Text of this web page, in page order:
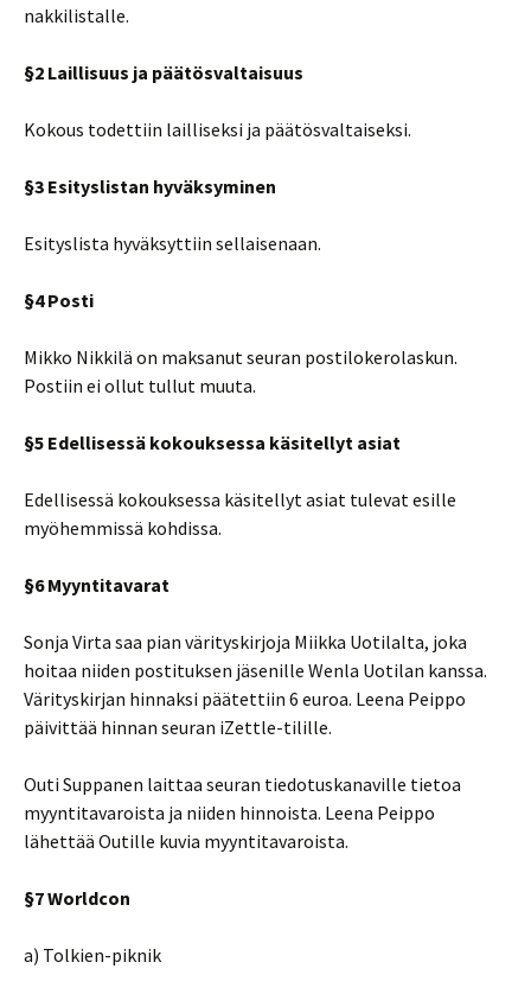
nakkilistalle.
§2 Laillisuus ja päätösvaltaisuus
Kokous todettiin lailliseksi ja päätösvaltaiseksi.
§3 Esityslistan hyväksyminen
Esityslista hyväksyttiin sellaisenaan.
§4 Posti
Mikko Nikkilä on maksanut seuran postilokerolaskun.
Postiin ei ollut tullut muuta.
§5 Edellisessä kokouksessa käsitellyt asiat
Edellisessä kokouksessa käsitellyt asiat tulevat esille
myöhemmissä kohdissa.
§6 Myyntitavarat
Sonja Virta saa pian värityskirjoja Miikka Uotilalta, joka
hoitaa niiden postituksen jäsenille Wenla Uotilan kanssa.
Värityskirjan hinnaksi päätettiin 6 euroa. Leena Peippo
päivittää hinnan seuran iZettle-tilille.
Outi Suppanen laittaa seuran tiedotuskanaville tietoa
myyntitavaroista ja niiden hinnoista. Leena Peippo
lähettää Outille kuvia myyntitavaroista.
§7 Worldcon
a) Tolkien-piknik